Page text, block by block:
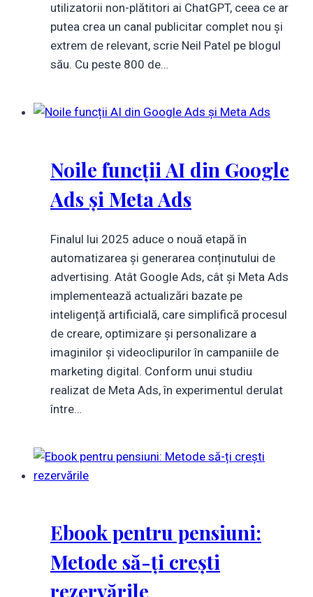
utilizatorii non-plătitori ai ChatGPT, ceea ce ar
putea crea un canal publicitar complet nou și
extrem de relevant, scrie Neil Patel pe blogul
său. Cu peste 800 de…
Noile funcții AI din Google
Ads și Meta Ads
Finalul lui 2025 aduce o nouă etapă în
automatizarea și generarea conținutului de
advertising. Atât Google Ads, cât și Meta Ads
implementează actualizări bazate pe
inteligență artificială, care simplifică procesul
de creare, optimizare și personalizare a
imaginilor și videoclipurilor în campaniile de
marketing digital. Conform unui studiu
realizat de Meta Ads, în experimentul derulat
între…
Ebook pentru pensiuni:
Metode să-ți crești
rezervările